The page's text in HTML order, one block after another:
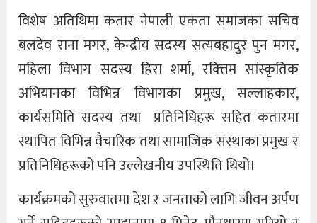
विशेष अतिथिमा कतार नेपाली एकता समाजका सचिव
बलदेव राना मगर, केन्द्रीय सदस्य सत्यबहादुर पुन मगर,
महिला विभाग सदस्य हिरा शर्मा, रक्त्तिम सांस्कृतिक
अभियानका विभिन्न विभागका प्रमुख, सल्लाहकार,
कार्यसमिति सदस्य तथा प्रतिनिधिहरू सहित कतारमा
स्थापित विभिन्न वैचारिक तथा सामाजिक संस्थाका प्रमुख र
प्रतिनिधिहरूको पनि उल्लेखनीय उपस्थिति थियो।
कार्यक्रमको सुरुवातमा देश र जनताको लागि जीवन अर्पण